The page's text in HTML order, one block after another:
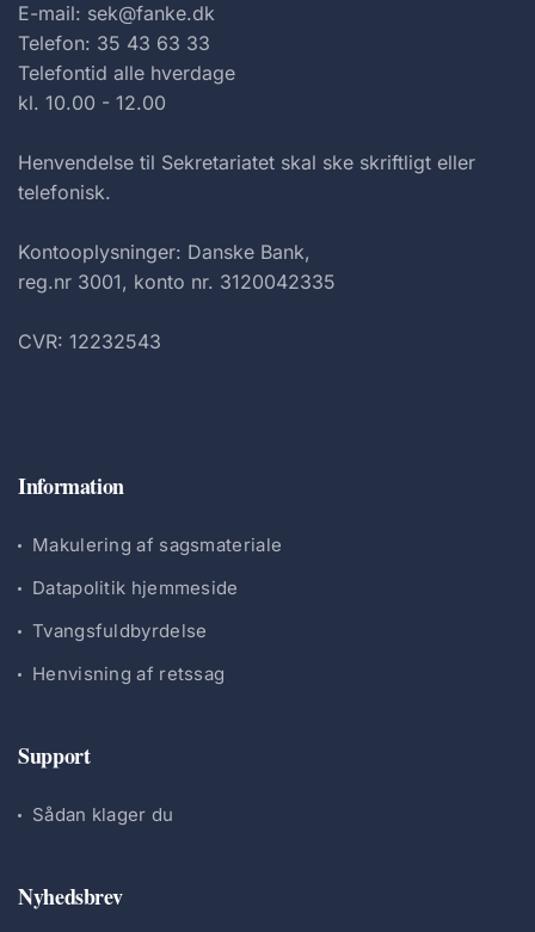
E-mail: sek@fanke.dk
Telefon: 35 43 63 33
Telefontid alle hverdage
kl. 10.00 - 12.00
Henvendelse til Sekretariatet skal ske skriftligt eller
telefonisk.
Kontooplysninger: Danske Bank,
reg.nr 3001, konto nr. 3120042335
CVR: 12232543
Information
Makulering af sagsmateriale
Datapolitik hjemmeside
Tvangsfuldbyrdelse
Henvisning af retssag
Support
Sådan klager du
Nyhedsbrev